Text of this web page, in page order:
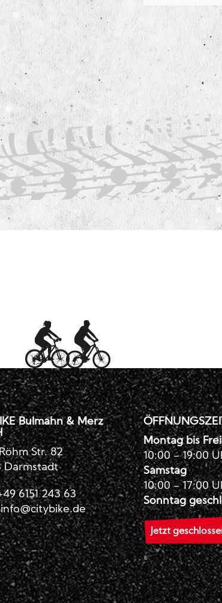
Bulmahn & Merz
Str. 82
Darmstadt
6151 243 63
info@citybike.de
Montag bis
10:00 - 19:00
Samstag
10:00 - 17:00
Sonntag
Jetzt